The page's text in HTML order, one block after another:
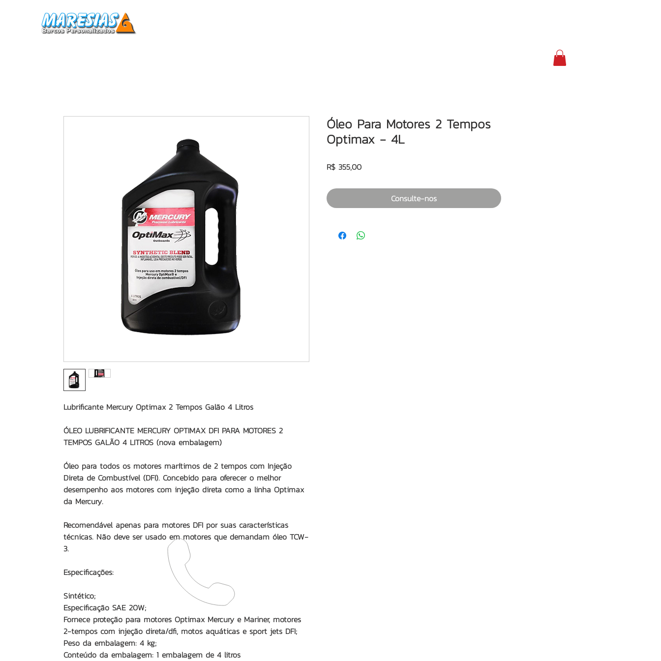
Lubrificante Mercury Optimax 2 Tempos Galão 4 Litros
ÓLEO LUBRIFICANTE MERCURY OPTIMAX DFI PARA MOTORES 2
TEMPOS GALÃO 4 LITROS (nova embalagem)
Óleo para todos os motores marítimos de 2 tempos com Injeção
Direta de Combustível (DFI). Concebido para oferecer o melhor
desempenho aos motores com injeção direta como a linha Optimax
da Mercury.
Recomendável apenas para motores DFI por suas características
técnicas. Não deve ser usado em motores que demandam óleo TCW-
3.
Especificações:
Sintético;
Especificação SAE 20W;
Fornece proteção para motores Optimax Mercury e Mariner, motores
2-tempos com injeção direta/dfi, motos aquáticas e sport jets DFI;
Peso da embalagem: 4 kg;
Conteúdo da embalagem: 1 embalagem de 4 litros
Óleo Para Motores 2 Tempos
Optimax - 4L
R$ 355,00Preço
Consulte-nos